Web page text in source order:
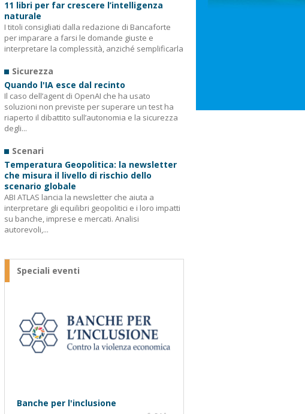
11 libri per far crescere l’intelligenza
naturale
I titoli consigliati dalla redazione di Bancaforte
per imparare a farsi le domande giuste e
interpretare la complessità, anziché semplificarla
Sicurezza
Quando l'IA esce dal recinto
Il caso dell’agent di OpenAI che ha usato
soluzioni non previste per superare un test ha
riaperto il dibattito sull’autonomia e la sicurezza
degli...
Scenari
Temperatura Geopolitica: la newsletter
che misura il livello di rischio dello
scenario globale
ABI ATLAS lancia la newsletter che aiuta a
interpretare gli equilibri geopolitici e i loro impatti
su banche, imprese e mercati. Analisi
autorevoli,...
Speciali eventi
Banche per l'inclusione